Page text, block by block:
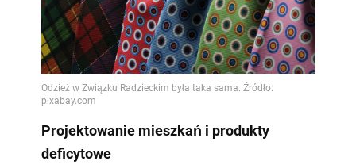
Projektowanie mieszkań i produkty
deficytowe